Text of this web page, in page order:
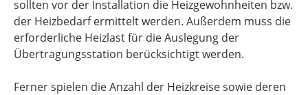
sollten vor der Installation die Heizgewohnheiten bzw.
der Heizbedarf ermittelt werden. Außerdem muss die
erforderliche Heizlast für die Auslegung der
Übertragungsstation berücksichtigt werden.
Ferner spielen die Anzahl der Heizkreise sowie deren